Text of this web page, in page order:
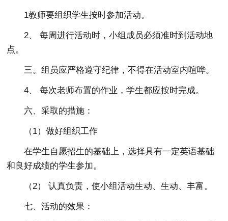
1教师要组织学生按时参加活动。
2、 每周进行活动时，小组成员必须准时到活动地
点。
三。组员应严格遵守纪律，不得在活动室内喧哗。
4、 每次老师布置的作业，学生都应按时完成。
六、采取的措施：
（1）做好组织工作
在学生自愿招生的基础上，选择具有一定英语基础
和良好成绩的学生参加。
（2） 认真负责，使小组活动生动、生动、丰富。
七、活动的效果：